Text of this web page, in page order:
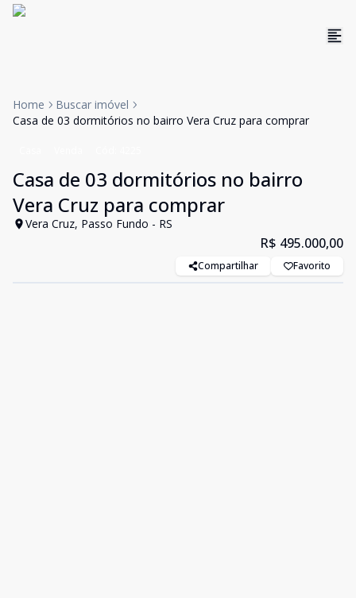
Home
Buscar imóvel
Casa de 03 dormitórios no bairro Vera Cruz para comprar
Casa de 03 dormitórios no bairro
Vera Cruz para comprar
Vera Cruz, Passo Fundo - RS
R$ 495.000,00
Compartilhar Favorito